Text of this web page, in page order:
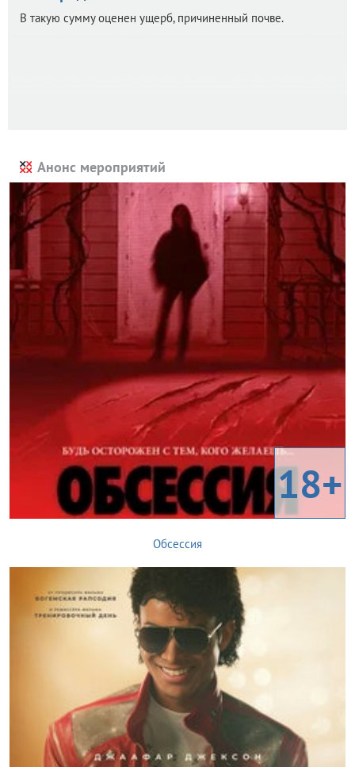
В такую сумму оценен ущерб, причиненный почве.
Анонс мероприятий
18+
Обсессия